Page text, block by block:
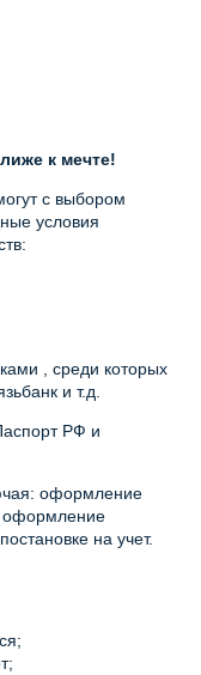
к мечте!
с выбором
условия
, среди которых
и т.д.
РФ и
оформление
оформление
на учет.